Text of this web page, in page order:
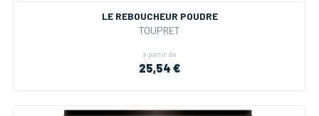
LE REBOUCHEUR POUDRE
TOUPRET
à partir de
25,54 €